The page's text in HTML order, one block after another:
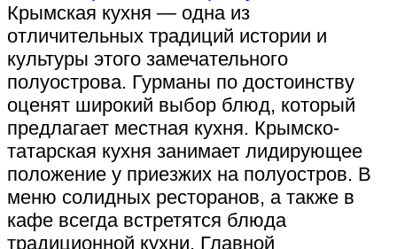
Крымская кухня — одна из
отличительных традиций истории и
культуры этого замечательного
полуострова. Гурманы по достоинству
оценят широкий выбор блюд, который
предлагает местная кухня. Крымско-
татарская кухня занимает лидирующее
положение у приезжих на полуостров. В
меню солидных ресторанов, а также в
кафе всегда встретятся блюда
традиционной кухни. Главной